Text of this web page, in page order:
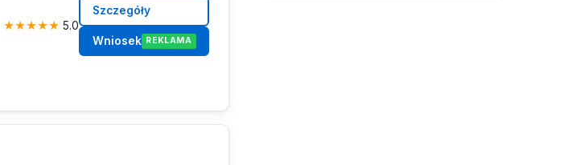
★★★★★ 5.0
Szczegóły
Wniosek REKLAMA